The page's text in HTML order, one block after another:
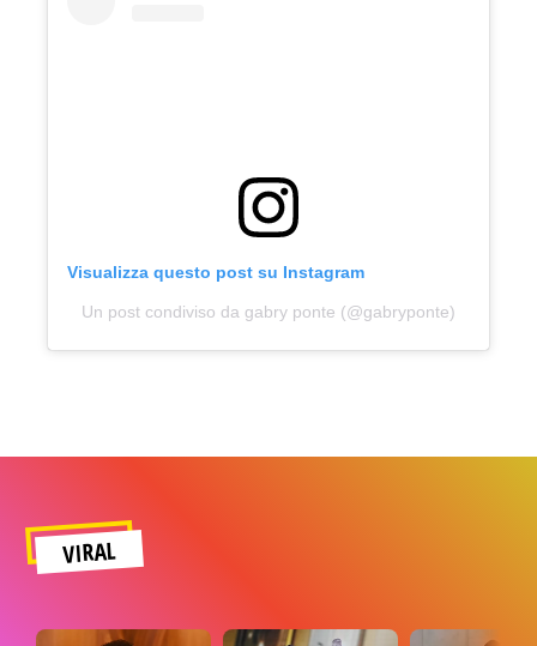
Visualizza questo post su Instagram
Un post condiviso da gabry ponte (@gabryponte)
VIRAL